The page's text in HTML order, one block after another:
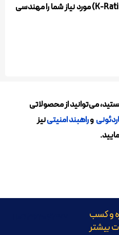
متناسب با استاندارد امنیتی (K-Rating) مورد نیاز شما را مهندسی
می‌توانید از محصولاتی
وراهبند امنیتینیز
و کسب
بیشتر